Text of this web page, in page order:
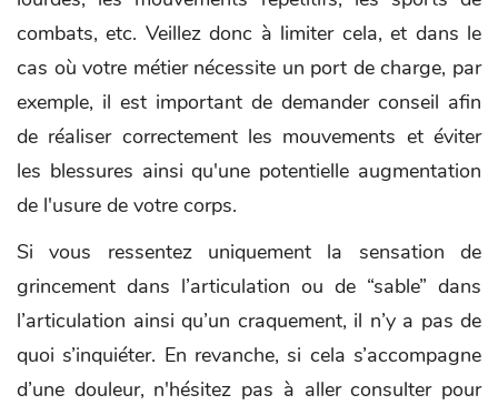
combats, etc. Veillez donc à limiter cela, et dans le
cas où votre métier nécessite un port de charge, par
exemple, il est important de demander conseil afin
de réaliser correctement les mouvements et éviter
les blessures ainsi qu'une potentielle augmentation
de l'usure de votre corps.
Si vous ressentez uniquement la sensation de
grincement dans l’articulation ou de “sable” dans
l’articulation ainsi qu’un craquement, il n’y a pas de
quoi s’inquiéter. En revanche, si cela s’accompagne
d’une douleur, n'hésitez pas à aller consulter pour